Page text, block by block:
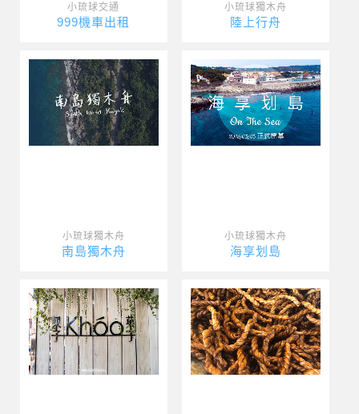
小琉球交通
999機車出租
小琉球獨木舟
陸上行舟
小琉球獨木舟
南島獨木舟
小琉球獨木舟
海享划島